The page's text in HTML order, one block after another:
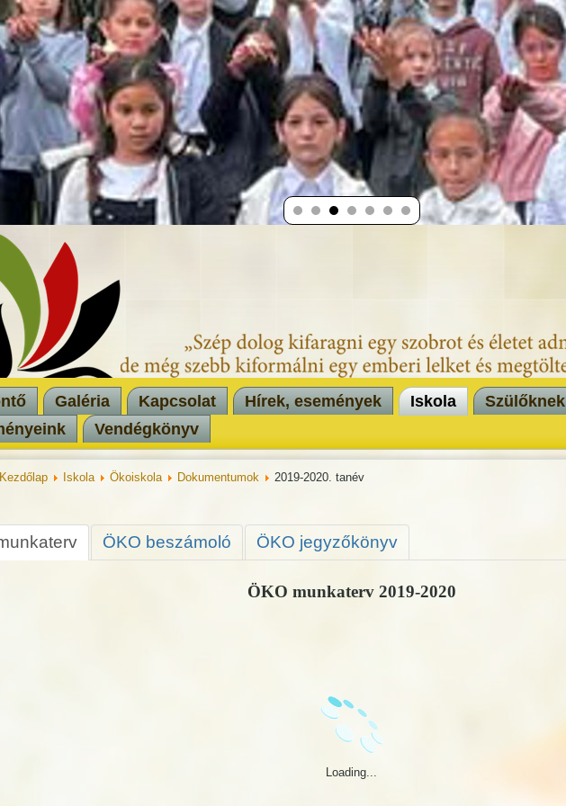
Galéria Kapcsolat Hírek, események Iskola Szülőknek
Vendégkönyv
Kezdőlap Iskola Ökoiskola Dokumentumok 2019-2020. tanév
ÖKO beszámoló ÖKO jegyzőkönyv
ÖKO munkaterv 2019-2020
Loading...